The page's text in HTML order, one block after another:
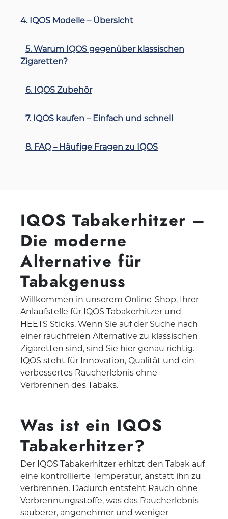
4. IQOS Modelle – Übersicht
5. Warum IQOS gegenüber klassischen
Zigaretten?
6. IQOS Zubehör
7. IQOS kaufen – Einfach und schnell
8. FAQ – Häufige Fragen zu IQOS
IQOS Tabakerhitzer –
Die moderne
Alternative für
Tabakgenuss
Willkommen in unserem Online-Shop, Ihrer
Anlaufstelle für IQOS Tabakerhitzer und
HEETS Sticks. Wenn Sie auf der Suche nach
einer rauchfreien Alternative zu klassischen
Zigaretten sind, sind Sie hier genau richtig.
IQOS steht für Innovation, Qualität und ein
verbessertes Raucherlebnis ohne
Verbrennen des Tabaks.
Was ist ein IQOS
Tabakerhitzer?
Der IQOS Tabakerhitzer erhitzt den Tabak auf
eine kontrollierte Temperatur, anstatt ihn zu
verbrennen. Dadurch entsteht Rauch ohne
Verbrennungsstoffe, was das Raucherlebnis
sauberer, angenehmer und weniger